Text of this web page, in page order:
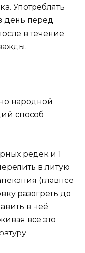
Употреблять
день перед
в течение
народной
способ
редек и 1
в литую
(главное
разогреть до
в неё
все это